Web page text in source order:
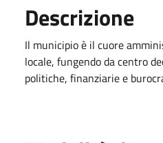
Descrizione
Il municipio è il cuore
locale, fungendo da centro
politiche, finanziarie e